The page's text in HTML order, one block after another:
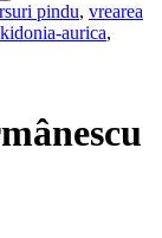
pindu, vrearea
aurica,